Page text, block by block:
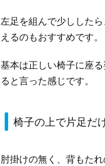
左足を組んで少しした
えるのもおすすめです。
基本は正しい椅子に座
ると言った感じです。
椅子の上で片足だ
肘掛けの無く、背もた